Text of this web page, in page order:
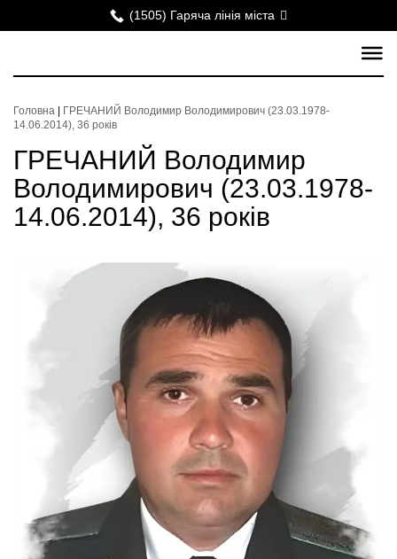
(1505) Гаряча лінія міста
Головна
ГРЕЧАНИЙ Володимир Володимирович (23.03.1978-
14.06.2014), 36 років
ГРЕЧАНИЙ Володимир
Володимирович (23.03.1978-
14.06.2014), 36 років